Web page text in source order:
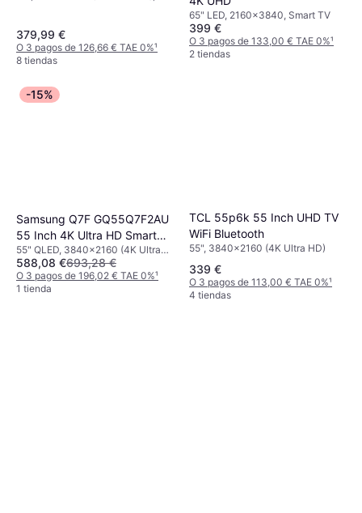
379,99 €
O 3 pagos de 126,66 € TAE 0%¹
8 tiendas
65" LED, 2160x3840, Smart TV
399 €
O 3 pagos de 133,00 € TAE 0%¹
2 tiendas
-15%
Samsung Q7F GQ55Q7F2AU
55 Inch 4K Ultra HD Smart
TV
55" QLED, 3840x2160 (4K Ultra
HD), Smart TV
588,08 €693,28 €
O 3 pagos de 196,02 € TAE 0%¹
1 tienda
TCL 55p6k 55 Inch UHD TV
WiFi Bluetooth
55", 3840x2160 (4K Ultra HD)
339 €
O 3 pagos de 113,00 € TAE 0%¹
4 tiendas